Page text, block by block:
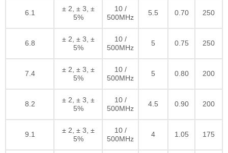
6.1
± 2, ± 3, ±
5%
10 /
500MHz
5.5 0.70 250
6.8
± 2, ± 3, ±
5%
10 /
500MHz
5 0.75 250
7.4
± 2, ± 3, ±
5%
10 /
500MHz
5 0.80 200
8.2
± 2, ± 3, ±
5%
10 /
500MHz
4.5 0.90 200
9.1
± 2, ± 3, ±
5%
10 /
500MHz
4 1.05 175